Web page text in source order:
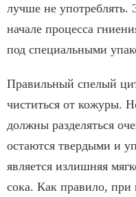
лучше не употреблять.
начале процесса
под специальными
Правильный спелый
чиститься от кожуры.
должны разделяться
остаются твердыми и
является излишняя
сока. Как правило,